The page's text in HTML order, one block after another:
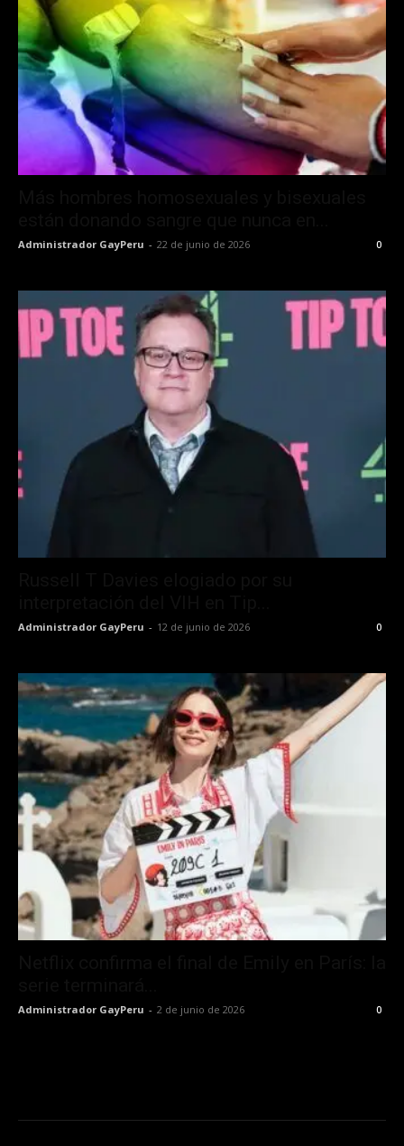
Administrador GayPeru - 22 de junio de 2026 0
Administrador GayPeru - 12 de junio de 2026 0
Administrador GayPeru - 2 de junio de 2026 0